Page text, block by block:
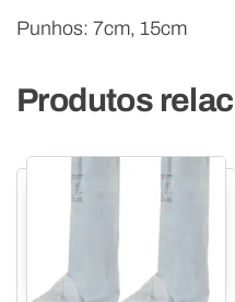
Punhos: 7cm, 15cm
Produtos